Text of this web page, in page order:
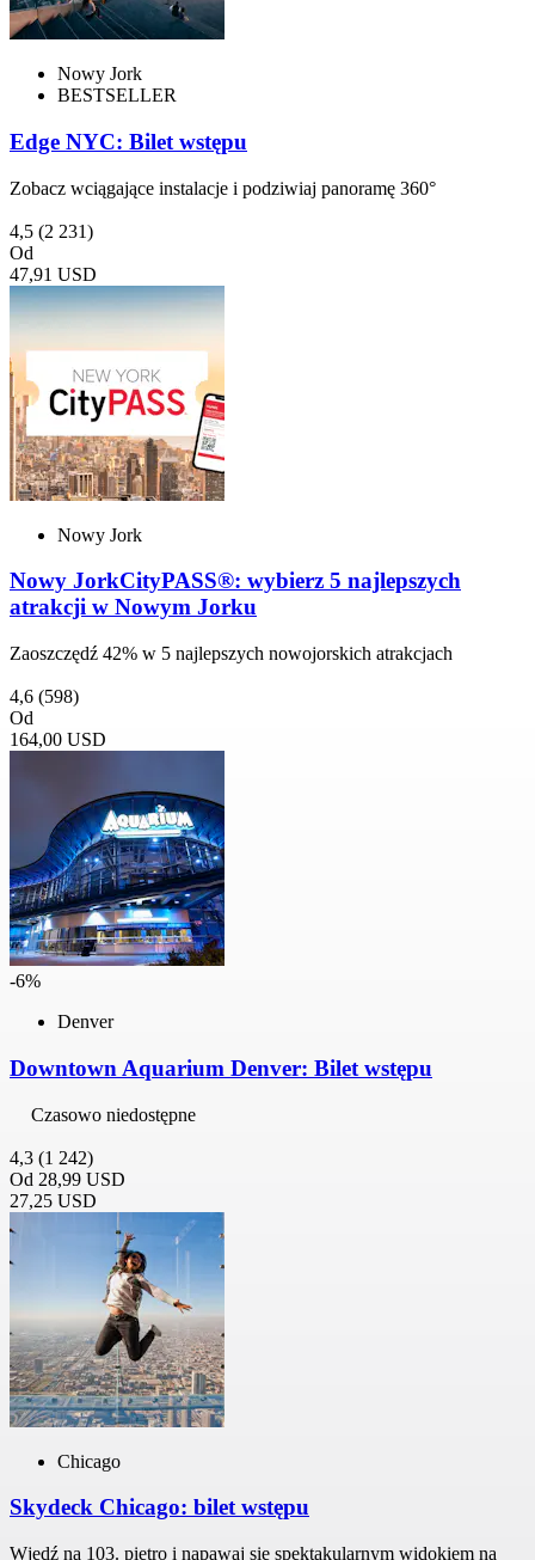
Nowy Jork
BESTSELLER
Edge NYC: Bilet wstępu
Zobacz wciągające instalacje i podziwiaj panoramę 360°
4,5 (2 231)
Od
47,91 USD
Nowy Jork
Nowy JorkCityPASS®: wybierz 5 najlepszych
atrakcji w Nowym Jorku
Zaoszczędź 42% w 5 najlepszych nowojorskich atrakcjach
4,6 (598)
Od
164,00 USD
-6%
Denver
Downtown Aquarium Denver: Bilet wstępu
Czasowo niedostępne
4,3 (1 242)
Od 28,99 USD
27,25 USD
Chicago
Skydeck Chicago: bilet wstępu
Wjedź na 103. piętro i napawaj się spektakularnym widokiem na